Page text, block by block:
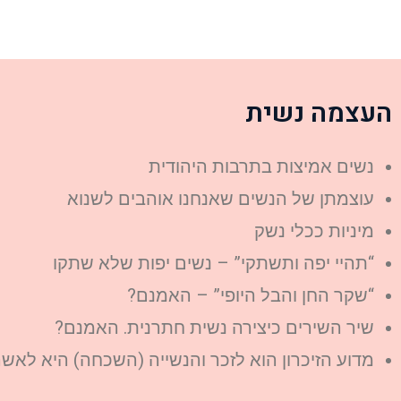
העצמה נשית
נשים אמיצות בתרבות היהודית
עוצמתן של הנשים שאנחנו אוהבים לשנוא
מיניות ככלי נשק
“תהיי יפה ותשתקי” – נשים יפות שלא שתקו
“שקר החן והבל היופי” – האמנם?
שיר השירים כיצירה נשית חתרנית. האמנם?
מדוע הזיכרון הוא לזכר והנשייה (השכחה) היא